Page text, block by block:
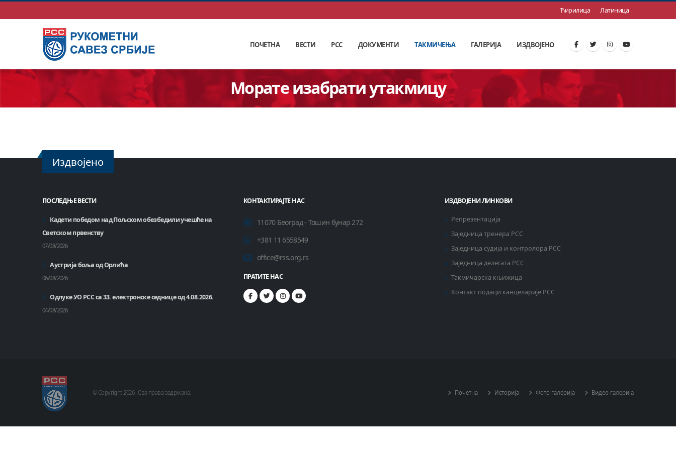
Ћирилица Латиница
ПОЧЕТНА ВЕСТИ РСС ДОКУМЕНТИ ТАКМИЧЕЊА ГАЛЕРИЈА ИЗДВОЈЕНО
Морате изабрати утакмицу
Издвојено
ПОСЛЕДЊЕ ВЕСТИ
Кадети победом над Пољском обезбедили учешће на
Светском првенству
07/08/2026
Аустрија боља од Орлића
06/08/2026
Одлуке УО РСС са 33. електронске седнице од 4.08.2026.
04/08/2026
КОНТАКТИРАЈТЕ НАС
11070 Београд - Тошин бунар 272
+381 11 6558549
office@rss.org.rs
ПРАТИТЕ НАС
ИЗДВОЈЕНИ ЛИНКОВИ
Репрезентација
Заједница тренера РСС
Заједница судија и контролора РСС
Заједница делегата РСС
Такмичарска књижица
Контакт подаци канцеларије РСС
© Copyright 2026 . Сва права задржана. Почетна Историја Фото галерија Видео галерија